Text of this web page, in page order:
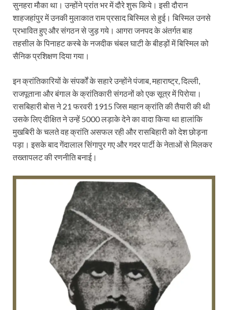
सुनहरा मौका था। उन्होंने प्रांत भर में दौरे शुरू किये। इसी दौरान
शाहजहांपुर में उनकी मुलाकात राम प्रसाद बिस्मिल से हुई। बिस्मिल उनसे
प्रभावित हुए और संगठन से जुड़ गये। आगरा जनपद के अंतर्गत बाह
तहसील के पिनाहट कस्बे के नजदीक चंबल घाटी के बीहड़ों में बिस्मिल को
सैनिक प्रशिक्षण दिया गया।
इन क्रांतिकारियों के संपर्कों के सहारे उन्होंने पंजाब, महाराष्ट्र, दिल्ली,
राजपूताना और बंगाल के क्रांतिकारी संगठनों को एक सूत्र में पिरोया।
रासबिहारी बोस ने 21 फरवरी 1915 जिस महान क्रांति की तैयारी की थी
उसके लिए दीक्षित ने उन्हें 5000 लड़ाके देने का वादा किया था हालांकि
मुखबिरी के चलते वह क्रांति असफल रही और रासबिहारी को देश छोड़ना
पड़ा। इसके बाद गेंदालाल सिंगापुर गए और गदर पार्टी के नेताओं से मिलकर
तख्तापलट की रणनीति बनाई।